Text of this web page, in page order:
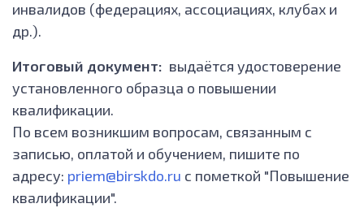
инвалидов (федерациях, ассоциациях, клубах и
др.).
Итоговый документ: выдаётся удостоверение
установленного образца о повышении
квалификации.
По всем возникшим вопросам, связанным с
записью, оплатой и обучением, пишите по
адресу: priem@birskdo.ru с пометкой "Повышение
квалификации".